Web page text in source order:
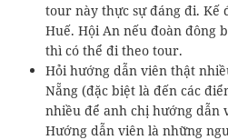
tour này thực sự đáng đi. Kế
Huế. Hội An nếu đoàn đông
thì có thể đi theo tour.
Hỏi hướng dẫn viên thật
Nẵng (đặc biệt là đến các
nhiều để anh chị hướng dẫn
Hướng dẫn viên là những